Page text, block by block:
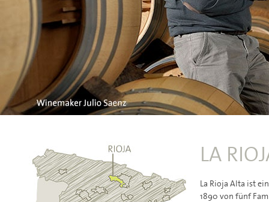
LA
La Rioja Alta ist
1890 von fünf